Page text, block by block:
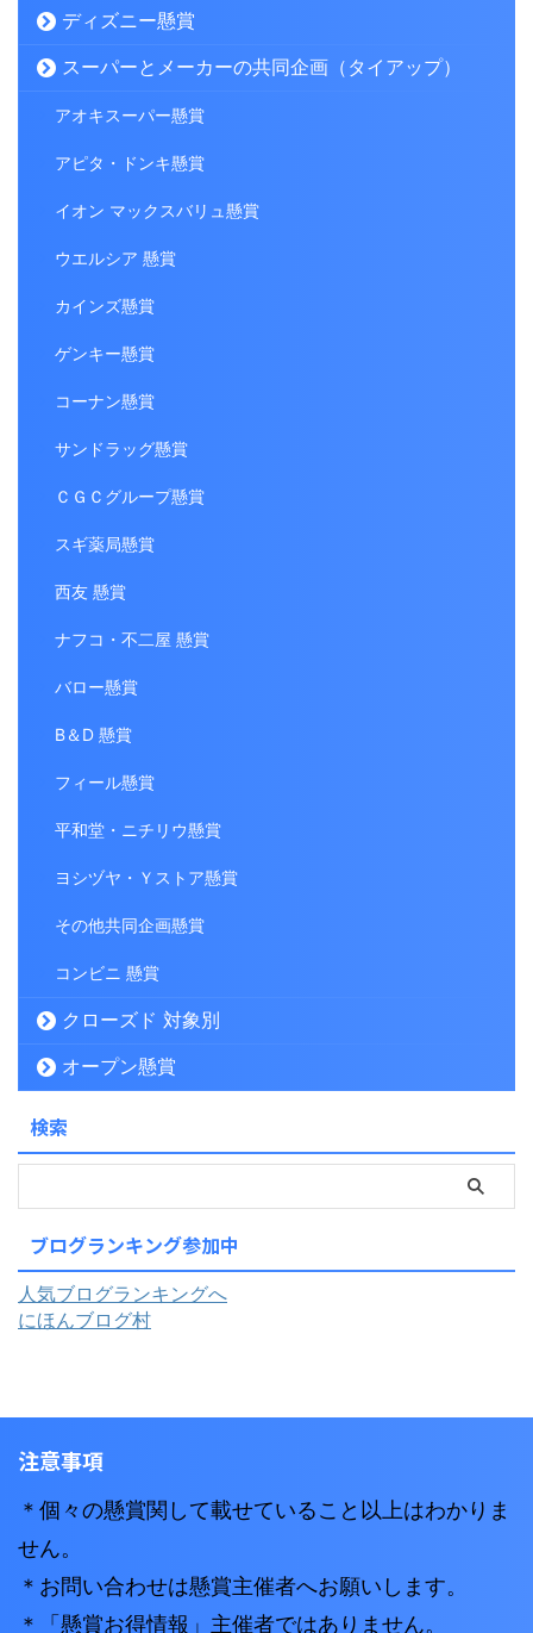
ディズニー懸賞
スーパーとメーカーの共同企画（タイアップ）
アオキスーパー懸賞
アピタ・ドンキ懸賞
イオン マックスバリュ懸賞
ウエルシア 懸賞
カインズ懸賞
ゲンキー懸賞
コーナン懸賞
サンドラッグ懸賞
ＣＧＣグループ懸賞
スギ薬局懸賞
西友 懸賞
ナフコ・不二屋 懸賞
バロー懸賞
B＆D 懸賞
フィール懸賞
平和堂・ニチリウ懸賞
ヨシヅヤ・Ｙストア懸賞
その他共同企画懸賞
コンビニ 懸賞
クローズド 対象別
オープン懸賞
検索
ブログランキング参加中
人気ブログランキングへ
にほんブログ村
注意事項
＊個々の懸賞関して載せていること以上はわかりま
せん。
＊お問い合わせは懸賞主催者へお願いします。
＊「懸賞お得情報」主催者ではありません。